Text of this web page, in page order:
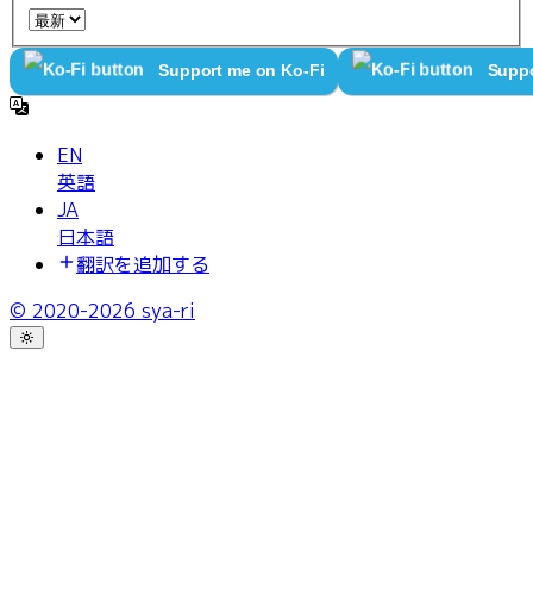
Support me on Ko-Fi
EN
英語
JA
日本語
翻訳を追加する
© 2020-2026 sya-ri